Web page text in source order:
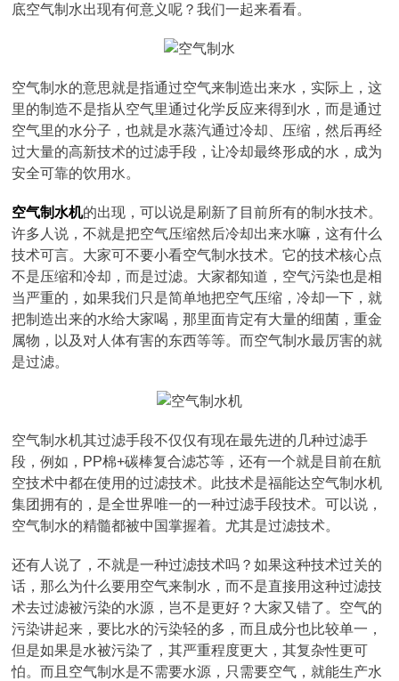
底空气制水出现有何意义呢？我们一起来看看。
空气制水的意思就是指通过空气来制造出来水，实际上，这
里的制造不是指从空气里通过化学反应来得到水，而是通过
空气里的水分子，也就是水蒸汽通过冷却、压缩，然后再经
过大量的高新技术的过滤手段，让冷却最终形成的水，成为
安全可靠的饮用水。
空气制水机的出现，可以说是刷新了目前所有的制水技术。
许多人说，不就是把空气压缩然后冷却出来水嘛，这有什么
技术可言。大家可不要小看空气制水技术。它的技术核心点
不是压缩和冷却，而是过滤。大家都知道，空气污染也是相
当严重的，如果我们只是简单地把空气压缩，冷却一下，就
把制造出来的水给大家喝，那里面肯定有大量的细菌，重金
属物，以及对人体有害的东西等等。而空气制水最厉害的就
是过滤。
空气制水机其过滤手段不仅仅有现在最先进的几种过滤手
段，例如，PP棉+碳棒复合滤芯等，还有一个就是目前在航
空技术中都在使用的过滤技术。此技术是福能达空气制水机
集团拥有的，是全世界唯一的一种过滤手段技术。可以说，
空气制水的精髓都被中国掌握着。尤其是过滤技术。
还有人说了，不就是一种过滤技术吗？如果这种技术过关的
话，那么为什么要用空气来制水，而不是直接用这种过滤技
术去过滤被污染的水源，岂不是更好？大家又错了。空气的
污染讲起来，要比水的污染轻的多，而且成分也比较单一，
但是如果是水被污染了，其严重程度更大，其复杂性更可
怕。而且空气制水是不需要水源，只需要空气，就能生产水